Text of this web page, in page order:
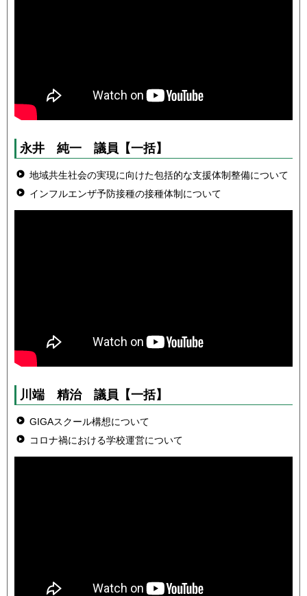
永井 純一 議員 【一括】
地域共生社会の実現に向けた包括的な支援体制整備について
インフルエンザ予防接種の接種体制について
川端 精治 議員 【一括】
GIGAスクール構想について
コロナ禍における学校運営について